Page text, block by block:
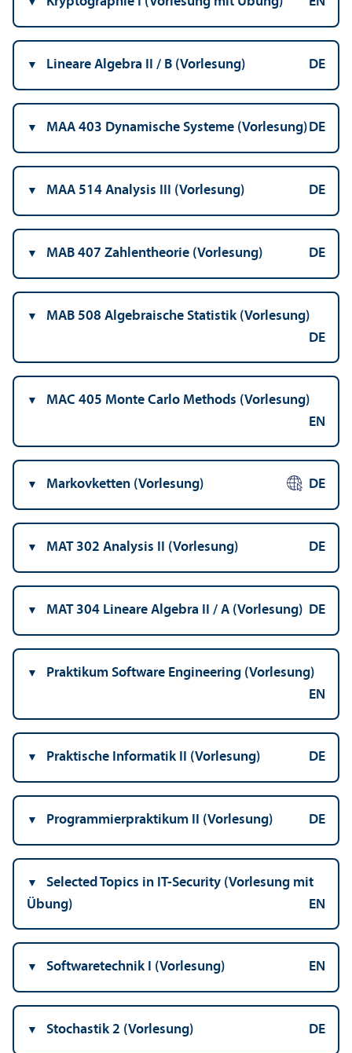
Lineare Algebra II / B (Vorlesung) DE
MAA 403 Dynamische Systeme (Vorlesung)DE
MAA 514 Analysis III (Vorlesung) DE
MAB 407 Zahlentheorie (Vorlesung) DE
MAB 508 Algebraische Statistik (Vorlesung)
DE
MAC 405 Monte Carlo Methods (Vorlesung)
EN
Markovketten (Vorlesung) DE
MAT 302 Analysis II (Vorlesung) DE
MAT 304 Lineare Algebra II / A (Vorlesung) DE
Praktikum Software Engineering (Vorlesung)
EN
Praktische Informatik II (Vorlesung) DE
Programmier­praktikum II (Vorlesung) DE
Selected Topics in IT-Security (Vorlesung mit
Übung)
EN
Softwaretechnik I (Vorlesung) EN
Stochastik 2 (Vorlesung) DE